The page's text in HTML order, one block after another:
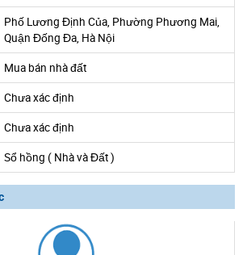
Phố Lương Định Của, Phường Phương Mai,
Quận Đống Đa, Hà Nội
Mua bán nhà đất
Chưa xác định
Chưa xác định
Sổ hồng ( Nhà và Đất )